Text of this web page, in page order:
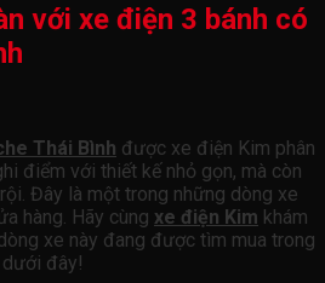
với xe điện 3 bánh có
Thái Bình được xe điện Kim phân
điểm với thiết kế nhỏ gọn, mà còn
Đây là một trong những dòng xe
hàng. Hãy cùng xe điện Kim khám
xe này đang được tìm mua trong
đây!